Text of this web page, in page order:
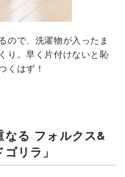
ので、洗濯物が入ったま
り。早く片付けないと恥
くはず！
なる フォルクス&
リラ」